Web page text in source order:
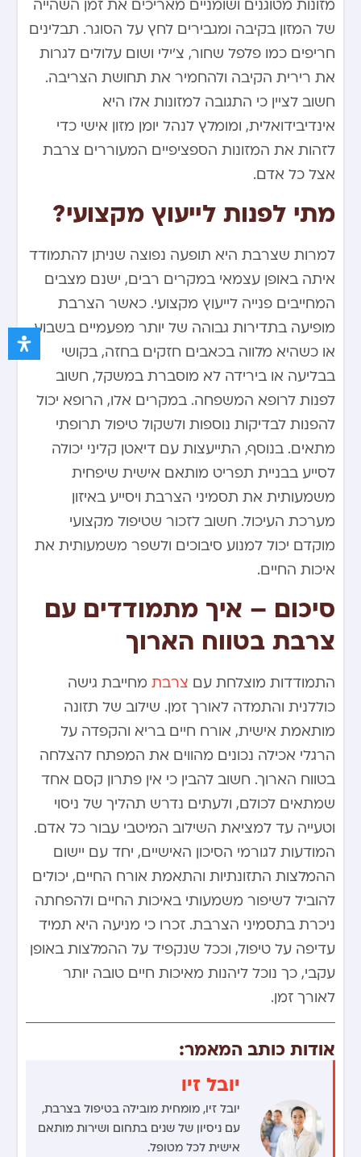
מזונות מטוגנים ושומניים מאריכים את זמן השהייה
של המזון בקיבה ומגבירים לחץ על הסוגר. תבלינים
חריפים כמו פלפל שחור, צ’ילי ושום עלולים לגרות
את רירית הקיבה ולהחמיר את תחושת הצריבה.
חשוב לציין כי התגובה למזונות אלו היא
אינדיבידואלית, ומומלץ לנהל יומן מזון אישי כדי
לזהות את המזונות הספציפיים המעוררים צרבת
אצל כל אדם.
מתי לפנות לייעוץ מקצועי?
למרות שצרבת היא תופעה נפוצה שניתן להתמודד
איתה באופן עצמאי במקרים רבים, ישנם מצבים
המחייבים פנייה לייעוץ מקצועי. כאשר הצרבת
מופיעה בתדירות גבוהה של יותר מפעמיים בשבוע,
או כשהיא מלווה בכאבים חזקים בחזה, בקושי
בבליעה או בירידה לא מוסברת במשקל, חשוב
לפנות לרופא המשפחה. במקרים אלו, הרופא יכול
להפנות לבדיקות נוספות ולשקול טיפול תרופתי
מתאים. בנוסף, התייעצות עם דיאטן קליני יכולה
לסייע בבניית תפריט מותאם אישית שיפחית
משמעותית את תסמיני הצרבת ויסייע באיזון
מערכת העיכול. חשוב לזכור שטיפול מקצועי
מוקדם יכול למנוע סיבוכים ולשפר משמעותית את
איכות החיים.
סיכום – איך מתמודדים עם
צרבת בטווח הארוך
התמודדות מוצלחת עם צרבת מחייבת גישה
כוללנית והתמדה לאורך זמן. שילוב של תזונה
מותאמת אישית, אורח חיים בריא והקפדה על
הרגלי אכילה נכונים מהווים את המפתח להצלחה
בטווח הארוך. חשוב להבין כי אין פתרון קסם אחד
שמתאים לכולם, ולעתים נדרש תהליך של ניסוי
וטעייה עד למציאת השילוב המיטבי עבור כל אדם.
המודעות לגורמי הסיכון האישיים, יחד עם יישום
ההמלצות התזונתיות והתאמת אורח החיים, יכולים
להוביל לשיפור משמעותי באיכות החיים ולהפחתה
ניכרת בתסמיני הצרבת. זכרו כי מניעה היא תמיד
עדיפה על טיפול, וככל שנקפיד על ההמלצות באופן
עקבי, כך נוכל ליהנות מאיכות חיים טובה יותר
לאורך זמן.
אודות כותב המאמר:
יובל זיו
יובל זיו, מומחית מובילה בטיפול בצרבת,
עם ניסיון של שנים בתחום ושירות מותאם
אישית לכל מטופל.